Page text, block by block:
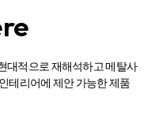
대적으로 재해석하고 메탈사
테리어에 제안 가능한 제품